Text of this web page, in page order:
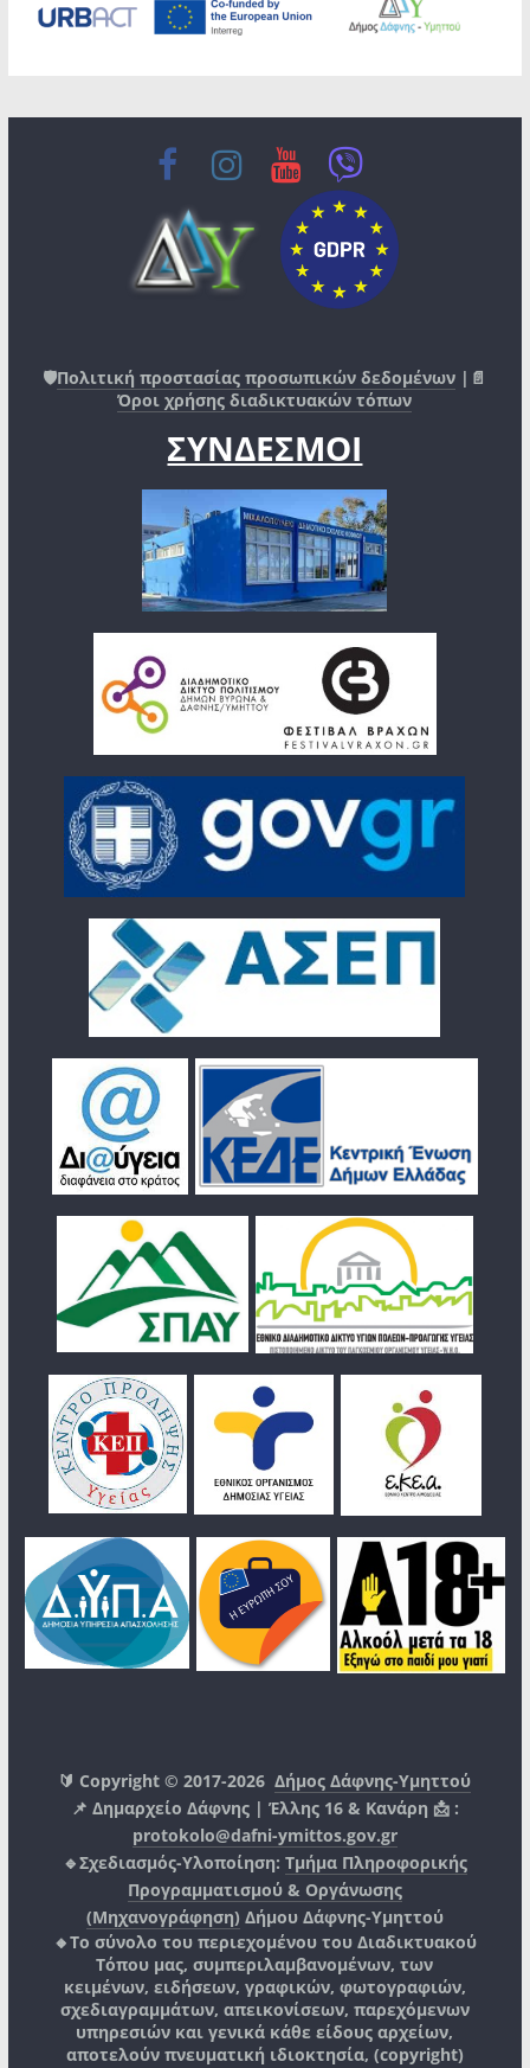
🛡️Πολιτική προστασίας προσωπικών δεδομένων |📄
Όροι χρήσης διαδικτυακών τόπων
ΣΥΝΔΕΣΜΟΙ
🔰 Copyright © 2017-2026Δήμος Δάφνης-Υμηττού
📌 Δημαρχείο Δάφνης | Έλλης 16 & Κανάρη 📩 :
protokolo@dafni-ymittos.gov.gr
🔹Σχεδιασμός-Υλοποίηση: Τμήμα Πληροφορικής
Προγραμματισμού & Οργάνωσης
(Μηχανογράφηση) Δήμου Δάφνης-Υμηττού
🔸Το σύνολο του περιεχομένου του Διαδικτυακού
Τόπου μας, συμπεριλαμβανομένων, των
κειμένων, ειδήσεων, γραφικών, φωτογραφιών,
σχεδιαγραμμάτων, απεικονίσεων, παρεχόμενων
υπηρεσιών και γενικά κάθε είδους αρχείων,
αποτελούν πνευματική ιδιοκτησία, (copyright)